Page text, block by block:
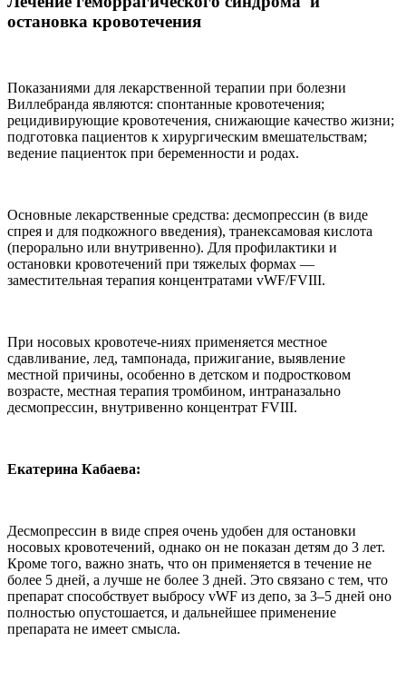
остановка кровотечения
Показаниями для лекарственной терапии при болезни
Виллебранда являются: спонтанные кровотечения;
рецидивирующие кровотечения, снижающие качество жизни;
подготовка пациентов к хирургическим вмешательствам;
ведение пациенток при беременности и родах.
Основные лекарственные средства: десмопрессин (в виде
спрея и для подкожного введения), транексамовая кислота
(перорально или внутривенно). Для профилактики и
остановки кровотечений при тяжелых формах —
заместительная терапия концентратами vWF/FVIII.
При носовых кровотече-ниях применяется местное
сдавливание, лед, тампонада, прижигание, выявление
местной причины, особенно в детском и подростковом
возрасте, местная терапия тромбином, интраназально
десмопрессин, внутривенно концентрат FVIII.
Екатерина Кабаева:
Десмопрессин в виде спрея очень удобен для остановки
носовых кровотечений, однако он не показан детям до 3 лет.
Кроме того, важно знать, что он применяется в течение не
более 5 дней, а лучше не более 3 дней. Это связано с тем, что
препарат способствует выбросу vWF из депо, за 3–5 дней оно
полностью опустошается, и дальнейшее применение
препарата не имеет смысла.